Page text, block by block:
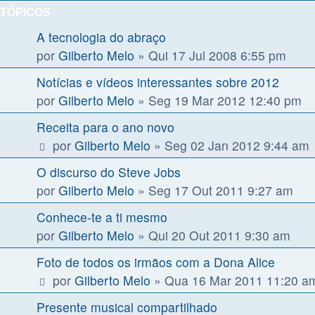
TÓPICOS
A tecnologia do abraço
por Gilberto Melo » Qui 17 Jul 2008 6:55 pm
Notícias e vídeos interessantes sobre 2012
por Gilberto Melo » Seg 19 Mar 2012 12:40 pm
Receita para o ano novo
por Gilberto Melo » Seg 02 Jan 2012 9:44 am
O discurso do Steve Jobs
por Gilberto Melo » Seg 17 Out 2011 9:27 am
Conhece-te a ti mesmo
por Gilberto Melo » Qui 20 Out 2011 9:30 am
Foto de todos os irmãos com a Dona Alice
por Gilberto Melo » Qua 16 Mar 2011 11:20
Presente musical compartilhado